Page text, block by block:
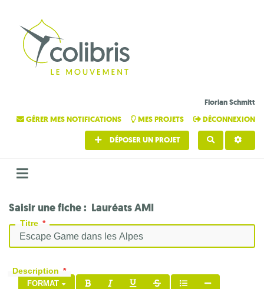
Florian Schmitt
GÉRER MES NOTIFICATIONS
MES PROJETS DÉCONNEXION
DÉPOSER UN PROJET
Saisir une fiche : Lauréats AMI
Titre
Description
FORMAT